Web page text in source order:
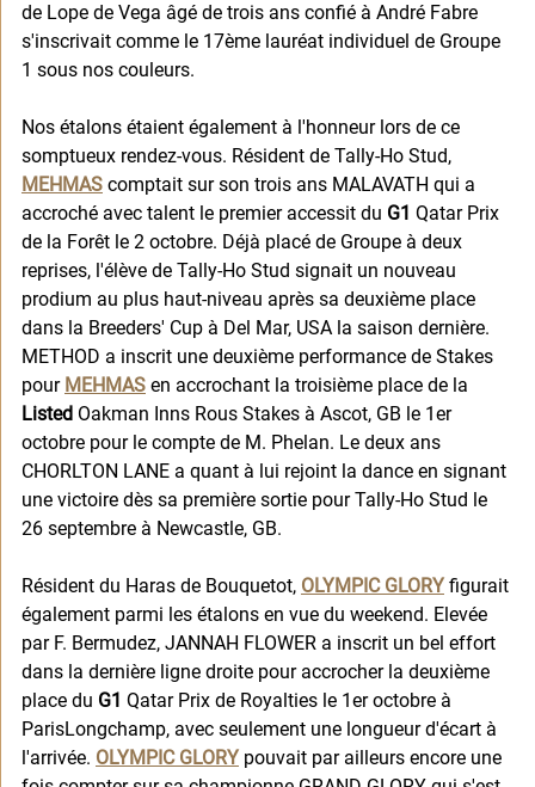
de Lope de Vega âgé de trois ans confié à André Fabre
s'inscrivait comme le 17ème lauréat individuel de Groupe
1 sous nos couleurs.
Nos étalons étaient également à l'honneur lors de ce
somptueux rendez-vous. Résident de Tally-Ho Stud,
MEHMAS comptait sur son trois ans MALAVATH qui a
accroché avec talent le premier accessit du G1 Qatar Prix
de la Forêt le 2 octobre. Déjà placé de Groupe à deux
reprises, l'élève de Tally-Ho Stud signait un nouveau
prodium au plus haut-niveau après sa deuxième place
dans la Breeders' Cup à Del Mar, USA la saison dernière.
METHOD a inscrit une deuxième performance de Stakes
pour MEHMAS en accrochant la troisième place de la
Listed Oakman Inns Rous Stakes à Ascot, GB le 1er
octobre pour le compte de M. Phelan. Le deux ans
CHORLTON LANE a quant à lui rejoint la dance en signant
une victoire dès sa première sortie pour Tally-Ho Stud le
26 septembre à Newcastle, GB.
Résident du Haras de Bouquetot, OLYMPIC GLORY figurait
également parmi les étalons en vue du weekend. Elevée
par F. Bermudez, JANNAH FLOWER a inscrit un bel effort
dans la dernière ligne droite pour accrocher la deuxième
place du G1 Qatar Prix de Royalties le 1er octobre à
ParisLongchamp, avec seulement une longueur d'écart à
l'arrivée. OLYMPIC GLORY pouvait par ailleurs encore une